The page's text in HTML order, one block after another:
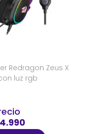
Redragon Zeus X
luz rgb